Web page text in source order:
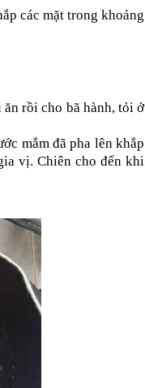
các mặt trong khoảng
ăn rồi cho bã hành, tỏi ở
mắm đã pha lên khắp
vị. Chiên cho đến khi